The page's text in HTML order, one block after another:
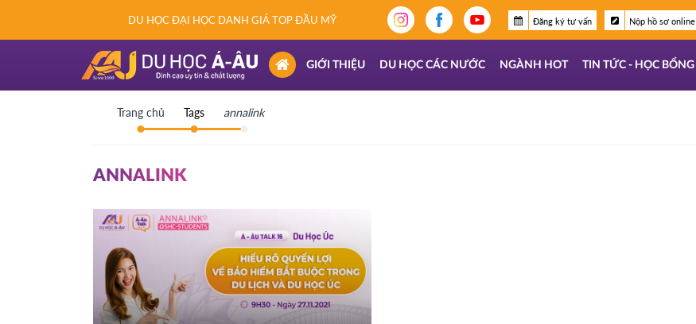
DU HỌC ĐẠI HỌC DANH GIÁ TOP ĐẦU MỸ Đăng ký tư vấn Nộp hồ sơ online
(CURRENT)
GIỚI THIỆU DU HỌC CÁC NƯỚC NGÀNH HOT TIN TỨC - HỌC BỔNG
Trang chủ Tags annalink
ANNALINK